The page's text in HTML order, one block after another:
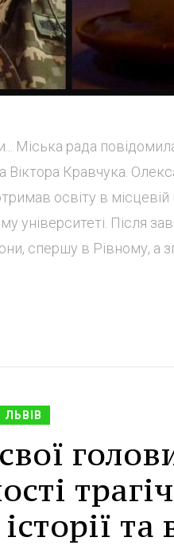
Міська рада
Кравчука.
освіту в
університеті. Після
спершу в Рівному, а
ЛЬВІВ
та